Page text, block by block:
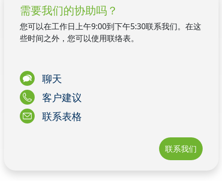
需要我们的协助吗？
您可以在工作日上午9:00到下午5:30联系我们。在这
些时间之外，您可以使用联络表。
聊天
客户建议
联系表格
联系我们